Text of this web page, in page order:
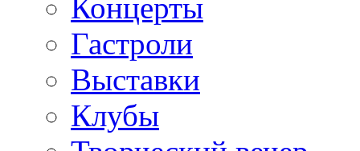
Концерты
Гастроли
Выставки
Клубы